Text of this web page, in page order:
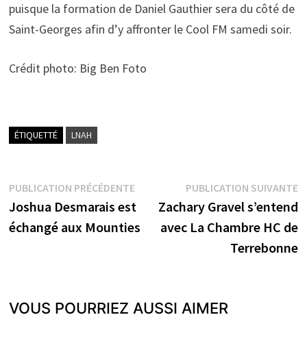
puisque la formation de Daniel Gauthier sera du côté de
Saint-Georges afin d’y affronter le Cool FM samedi soir.
Crédit photo: Big Ben Foto
ÉTIQUETTÉ LNAH
Navigation
de
l’article
PUBLICATION PRÉCÉDENTEPublication
précédente :
Joshua Desmarais est
échangé aux Mounties
PUBLICATION SUIVANTE
Zachary Gravel s’entend
avec La Chambre HC de
Terrebonne
VOUS POURRIEZ AUSSI AIMER